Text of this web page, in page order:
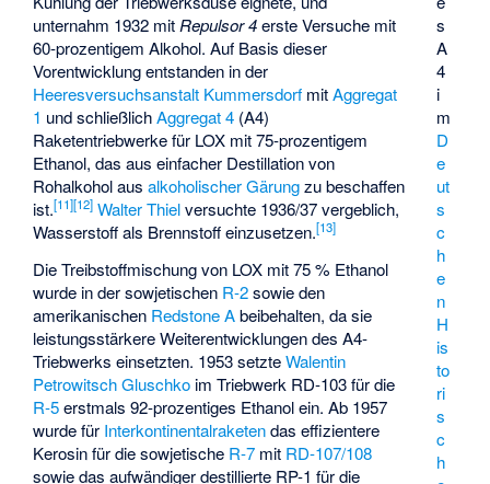
s
A
4
i
m
D
e
ut
s
c
h
e
n
H
is
to
ri
s
c
h
unternahm 1932 mit Repulsor 4erste Versuche mit
60-prozentigem Alkohol. Auf Basis dieser
Vorentwicklung entstanden in der
Heeresversuchsanstalt Kummersdorf mitAggregat
1 und schließlichAggregat 4 (A4)
Raketentriebwerke für LOX mit 75-prozentigem
Ethanol, das aus einfacher Destillation von
Rohalkohol ausalkoholischer Gärungzu beschaffen
ist.[11][12] Walter Thielversuchte 1936/37 vergeblich,
Wasserstoff als Brennstoff einzusetzen.[13]
Die Treibstoffmischung von LOX mit 75 % Ethanol
wurde in der sowjetischen R-2sowie den
amerikanischen Redstone Abeibehalten, da sie
leistungsstärkere Weiterentwicklungen des A4-
Triebwerks einsetzten. 1953 setzteWalentin
Petrowitsch Gluschko im Triebwerk RD-103 für die
R-5erstmals 92-prozentiges Ethanol ein. Ab 1957
wurde für Interkontinentalraketendas effizientere
Kerosin für die sowjetische R-7 mit RD-107/108
sowie das aufwändiger destillierte RP-1 für die